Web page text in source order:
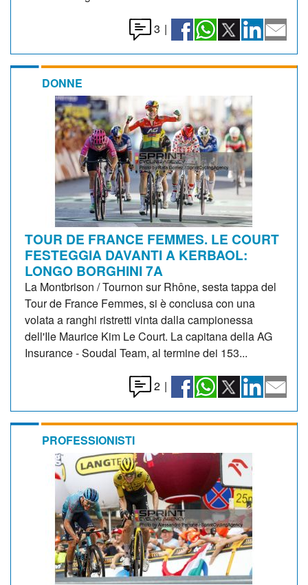
3 |
DONNE
TOUR DE FRANCE FEMMES. LE COURT
FESTEGGIA DAVANTI A KERBAOL:
LONGO BORGHINI 7A
La Montbrison / Tournon sur Rhône, sesta tappa del
Tour de France Femmes, si è conclusa con una
volata a ranghi ristretti vinta dalla campionessa
dell'Ile Maurice Kim Le Court. La capitana della AG
Insurance - Soudal Team, al termine dei 153...
2 |
PROFESSIONISTI